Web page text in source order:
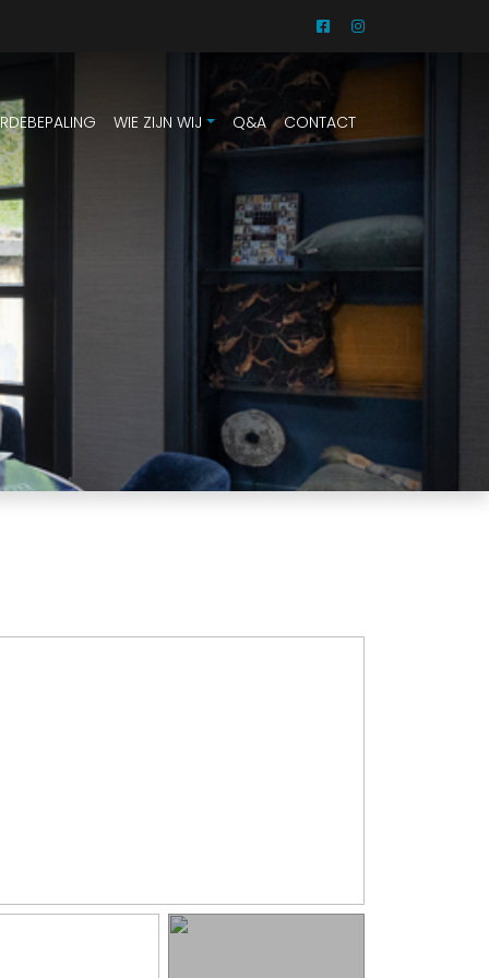
WIE ZIJN WIJ Q&A CONTACT